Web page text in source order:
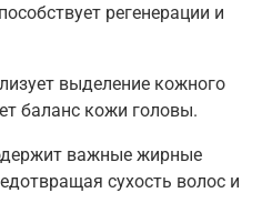
регенерации и
выделение кожного
баланс кожи головы.
важные жирные
сухость волос и